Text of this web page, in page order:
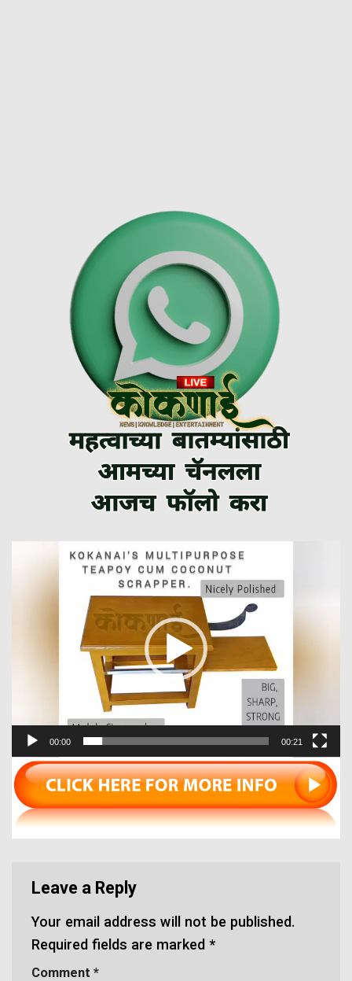
00:00 00:21
Leave a Reply
Your email address will not be published.
Required fields are marked *
Comment *